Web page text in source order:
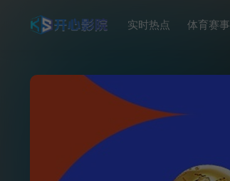
实时热点 体育赛事